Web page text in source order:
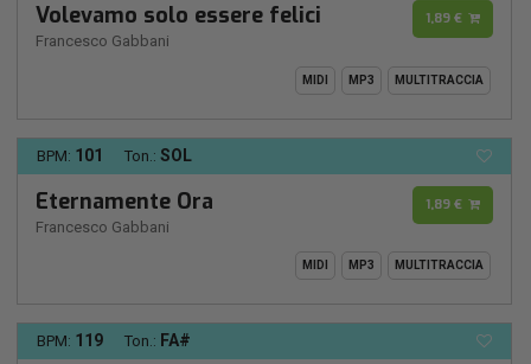
Volevamo solo essere felici
Francesco Gabbani
1,89 €
MIDI MP3 MULTITRACCIA
BPM: 101 Ton.: SOL
Eternamente Ora
Francesco Gabbani
1,89 €
MIDI MP3 MULTITRACCIA
BPM: 119 Ton.: FA#